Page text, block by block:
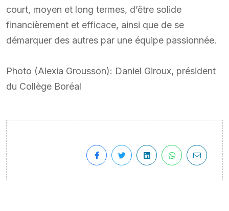
court, moyen et long termes, d’être solide
financièrement et efficace, ainsi que de se
démarquer des autres par une équipe passionnée.
Photo (Alexia Grousson): Daniel Giroux, président
du Collège Boréal